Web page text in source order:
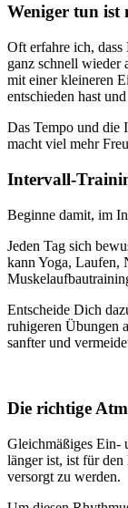
Weniger tun ist
Oft erfahre ich,
ganz schnell wieder
mit einer kleineren
entschieden hast
Das Tempo und die
macht viel mehr
Intervall-
Beginne damit, im
Jeden Tag sich
kann Yoga, Laufen,
Entscheide Dich
ruhigeren Übungen
sanfter und
Die richtige
Gleichmäßiges Ein-
länger ist, ist für
versorgt zu werden.